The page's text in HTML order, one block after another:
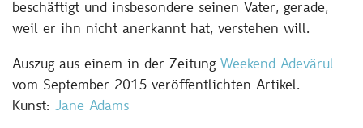
beschäftigt und insbesondere seinen Vater, gerade,
weil er ihn nicht anerkannt hat, verstehen will.
Auszug aus einem in der Zeitung Weekend Adevărul
vom September 2015 veröffentlichten Artikel.
Kunst: Jane Adams